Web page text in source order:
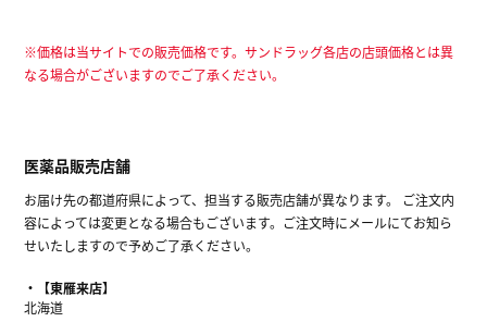
※価格は当サイトでの販売価格です。サンドラッグ各店の店頭価格とは異
なる場合がございますのでご了承ください。
医薬品販売店舗
お届け先の都道府県によって、担当する販売店舗が異なります。 ご注文内
容によっては変更となる場合もございます。ご注文時にメールにてお知ら
せいたしますので予めご了承ください。
【東雁来店】
北海道